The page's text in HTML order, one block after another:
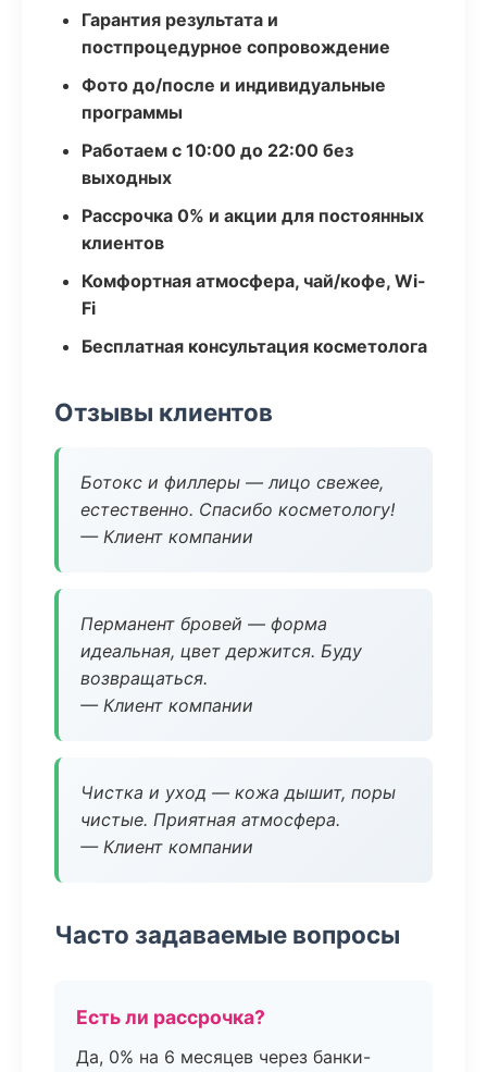
Гарантия результата и
постпроцедурное сопровождение
Фото до/после и индивидуальные
программы
Работаем с 10:00 до 22:00 без
выходных
Рассрочка 0% и акции для постоянных
клиентов
Комфортная атмосфера, чай/кофе, Wi-
Fi
Бесплатная консультация косметолога
Отзывы клиентов
Ботокс и филлеры — лицо свежее,
естественно. Спасибо косметологу!
— Клиент компании
Перманент бровей — форма
идеальная, цвет держится. Буду
возвращаться.
— Клиент компании
Чистка и уход — кожа дышит, поры
чистые. Приятная атмосфера.
— Клиент компании
Часто задаваемые вопросы
Есть ли рассрочка?
Да, 0% на 6 месяцев через банки-